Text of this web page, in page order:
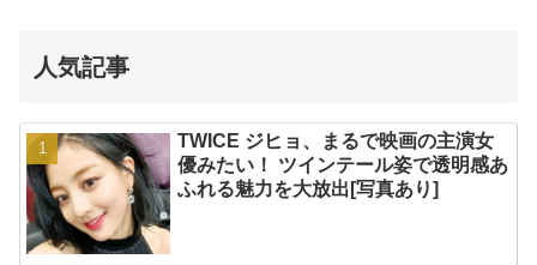
人気記事
TWICE ジヒョ、まるで映画の主演女
優みたい！ ツインテール姿で透明感あ
ふれる魅力を大放出[写真あり]